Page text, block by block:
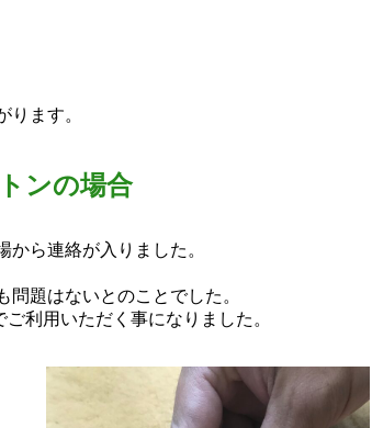
ます。
ンの場合
ら連絡が入りました。
題はないとのことでした。
利用いただく事になりました。